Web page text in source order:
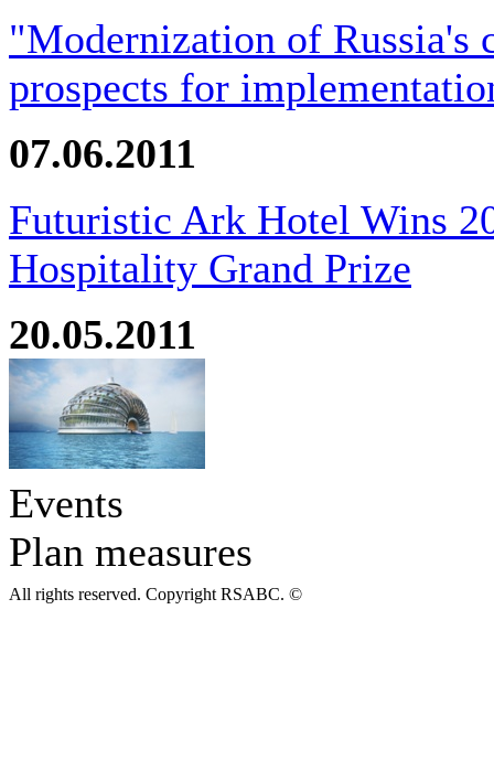
"Modernization of Russia's
prospects for
07.06.2011
Futuristic Ark Hotel Wins
Hospitality Grand Prize
20.05.2011
Events
Plan measures
All rights reserved. Copyright RSABC. ©